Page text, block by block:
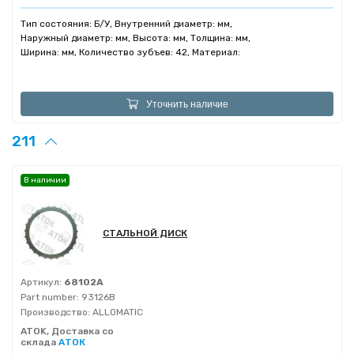
Тип состояния: Б/У, Внутренний диаметр: мм,
Наружный диаметр: мм, Высота: мм, Толщина: мм,
Ширина: мм, Количество зубъев: 42, Материал:
Уточнить наличие
211
СТАЛЬНОЙ ДИСК
Артикул: 68102A
Part number: 93126B
Производство: ALLOMATIC
ATOK, Доставка со
склада АТОК
В наличии